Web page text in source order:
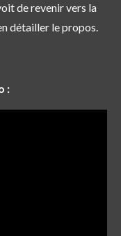
de revenir vers la
détailler le propos.
: